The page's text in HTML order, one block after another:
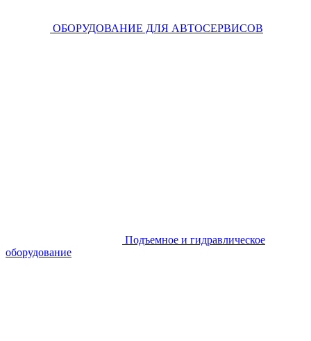
ОБОРУДОВАНИЕ ДЛЯ АВТОСЕРВИСОВ
Подъемное и гидравлическое
оборудование